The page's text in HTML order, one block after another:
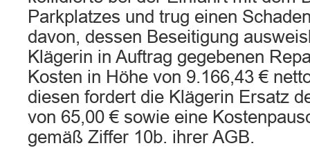
Parkplatzes und trug einen
davon, dessen Beseitigung
Klägerin in Auftrag gegebenen
Kosten in Höhe von 9.166,43 €
diesen fordert die Klägerin Ersatz
von 65,00 € sowie eine
gemäß Ziffer 10b. ihrer AGB.